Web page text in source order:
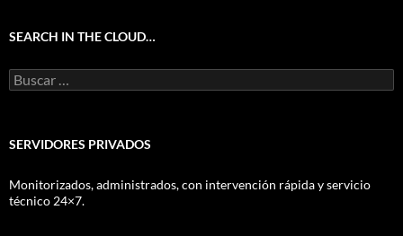
SEARCH IN THE CLOUD…
Buscar:
SERVIDORES PRIVADOS
Monitorizados, administrados, con intervención rápida y servicio
técnico 24×7.